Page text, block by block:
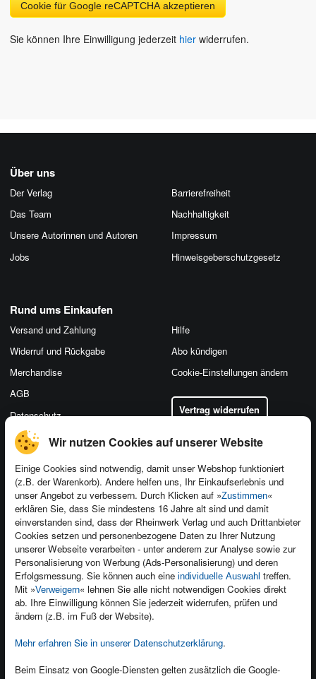
Wir nutzen Cookies auf unserer Website
Einige Cookies sind notwendig, damit unser Webshop funktioniert
(z.B. der Warenkorb). Andere helfen uns, Ihr Einkaufserlebnis und
unser Angebot zu verbessern. Durch Klicken auf »Zustimmen«
erklären Sie, dass Sie mindestens 16 Jahre alt sind und damit
einverstanden sind, dass der Rheinwerk Verlag und auch Drittanbieter
Cookies setzen und personenbezogene Daten zu Ihrer Nutzung
unserer Webseite verarbeiten - unter anderem zur Analyse sowie zur
Personalisierung von Werbung (Ads-Personalisierung) und deren
Erfolgsmessung. Sie können auch eine individuelle Auswahl treffen.
Mit »Verweigern« lehnen Sie alle nicht notwendigen Cookies direkt
ab. Ihre Einwilligung können Sie jederzeit widerrufen, prüfen und
ändern (z.B. im Fuß der Website).
Mehr erfahren Sie in unserer Datenschutzerklärung.
Beim Einsatz von Google-Diensten gelten zusätzlich die Google-
Cookie für Google reCAPTCHA akzeptieren
Sie können Ihre Einwilligung jederzeit hier widerrufen.
Über uns
Der Verlag
Das Team
Unsere Autorinnen und Autoren
Jobs
Barrierefreiheit
Nachhaltigkeit
Impressum
Hinweis­geber­schutz­gesetz
Kontakt
Newsletter
Für Unternehmen
Presseservice
Dozentenservice
Produktfeedback
Foreign Rights
Ein Buch schreiben
Rund ums Einkaufen
Versand und Zahlung
Widerruf und Rückgabe
Merchandise
AGB
Datenschutz
Hilfe
Abo kündigen
Cookie-Einstellungen ändern
Vertrag widerrufen
Kundenservice
Wir sind gerne für Sie da!